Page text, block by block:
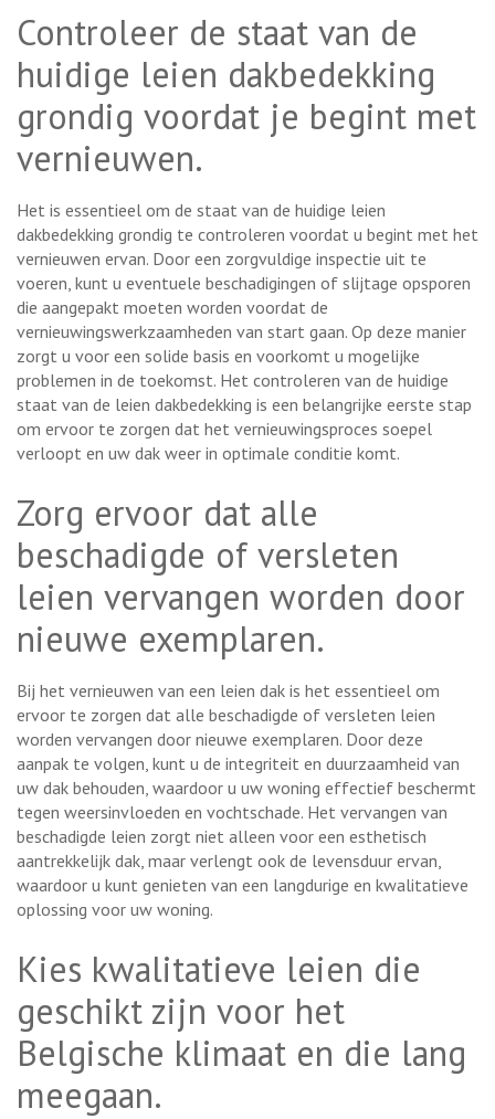
Controleer de staat van de
huidige leien dakbedekking
grondig voordat je begint met
vernieuwen.
Het is essentieel om de staat van de huidige leien
dakbedekking grondig te controleren voordat u begint met het
vernieuwen ervan. Door een zorgvuldige inspectie uit te
voeren, kunt u eventuele beschadigingen of slijtage opsporen
die aangepakt moeten worden voordat de
vernieuwingswerkzaamheden van start gaan. Op deze manier
zorgt u voor een solide basis en voorkomt u mogelijke
problemen in de toekomst. Het controleren van de huidige
staat van de leien dakbedekking is een belangrijke eerste stap
om ervoor te zorgen dat het vernieuwingsproces soepel
verloopt en uw dak weer in optimale conditie komt.
Zorg ervoor dat alle
beschadigde of versleten
leien vervangen worden door
nieuwe exemplaren.
Bij het vernieuwen van een leien dak is het essentieel om
ervoor te zorgen dat alle beschadigde of versleten leien
worden vervangen door nieuwe exemplaren. Door deze
aanpak te volgen, kunt u de integriteit en duurzaamheid van
uw dak behouden, waardoor u uw woning effectief beschermt
tegen weersinvloeden en vochtschade. Het vervangen van
beschadigde leien zorgt niet alleen voor een esthetisch
aantrekkelijk dak, maar verlengt ook de levensduur ervan,
waardoor u kunt genieten van een langdurige en kwalitatieve
oplossing voor uw woning.
Kies kwalitatieve leien die
geschikt zijn voor het
Belgische klimaat en die lang
meegaan.